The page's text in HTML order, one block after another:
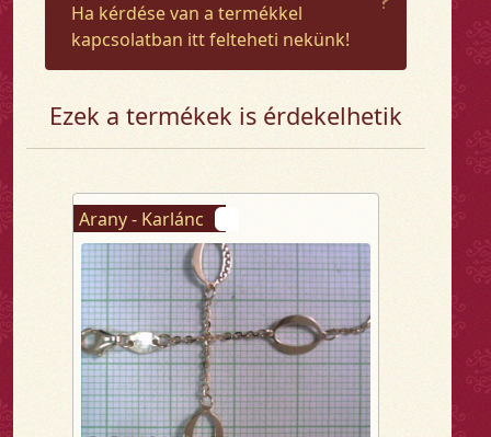
Ha kérdése van a termékkel
kapcsolatban itt felteheti nekünk!
Ezek a termékek is érdekelhetik
Arany - Karlánc